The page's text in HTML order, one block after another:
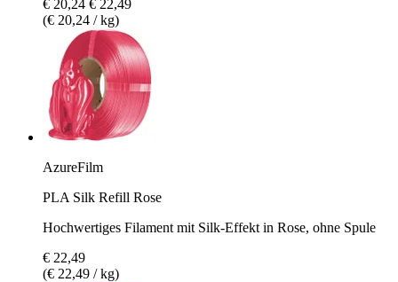
€ 20,24 € 22,49
(€ 20,24 / kg)
AzureFilm
PLA Silk Refill Rose
Hochwertiges Filament mit Silk-Effekt in Rose, ohne Spule
€ 22,49
(€ 22,49 / kg)